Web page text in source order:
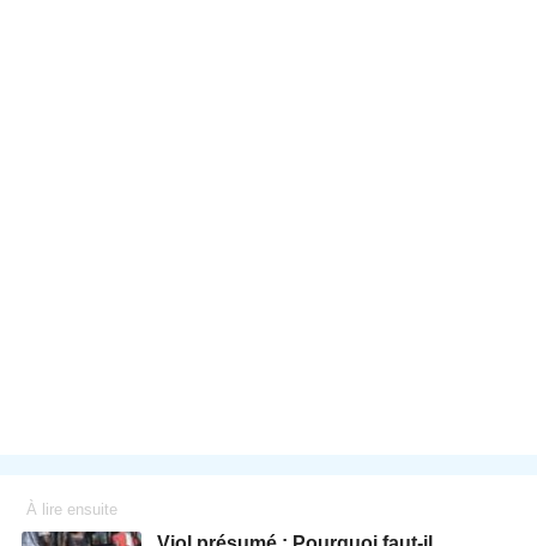
À lire ensuite